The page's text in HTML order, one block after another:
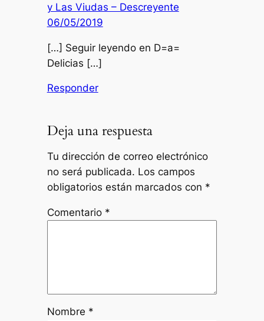
y Las Viudas – Descreyente
06/05/2019
[…] Seguir leyendo en D=a=
Delicias […]
Responder
Deja una respuesta
Tu dirección de correo electrónico
no será publicada. Los campos
obligatorios están marcados con *
Comentario *
Nombre *